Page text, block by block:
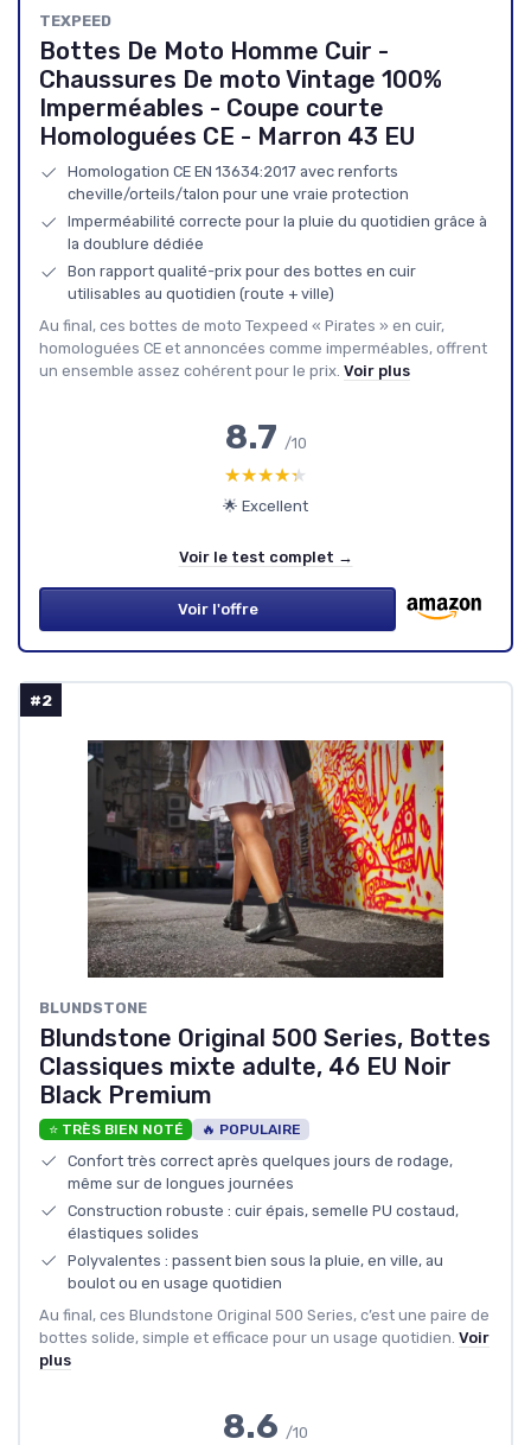
TEXPEED
Bottes De Moto Homme Cuir -
Chaussures De moto Vintage 100%
Imperméables - Coupe courte
Homologuées CE - Marron 43 EU
Homologation CE EN 13634:2017 avec renforts
cheville/orteils/talon pour une vraie protection
Imperméabilité correcte pour la pluie du quotidien grâce à
la doublure dédiée
Bon rapport qualité-prix pour des bottes en cuir
utilisables au quotidien (route + ville)
Au final, ces bottes de moto Texpeed « Pirates » en cuir,
homologuées CE et annoncées comme imperméables, offrent
un ensemble assez cohérent pour le prix. Voir plus
8.7 /10
★★★★★
★★★★★
🌟 Excellent
Voir le test complet →
Voir l'offre
#2
BLUNDSTONE
Blundstone Original 500 Series, Bottes
Classiques mixte adulte, 46 EU Noir
Black Premium
⭐ TRÈS BIEN NOTÉ 🔥 POPULAIRE
Confort très correct après quelques jours de rodage,
même sur de longues journées
Construction robuste : cuir épais, semelle PU costaud,
élastiques solides
Polyvalentes : passent bien sous la pluie, en ville, au
boulot ou en usage quotidien
Au final, ces Blundstone Original 500 Series, c’est une paire de
bottes solide, simple et efficace pour un usage quotidien. Voir
plus
8.6 /10